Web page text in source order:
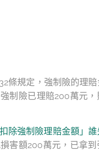
條規定，強制險的理
制險已理賠200萬元，
除強制險理賠金額」
害額200萬元，已拿